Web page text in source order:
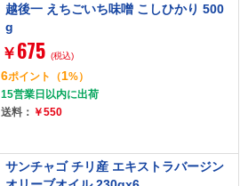
越後一 えちごいち味噌 こしひかり 500
g
￥ 675 (税込)
6ポイント （1%）
15営業日以内に出荷
送料： ￥550
サンチャゴ チリ産 エキストラバージン